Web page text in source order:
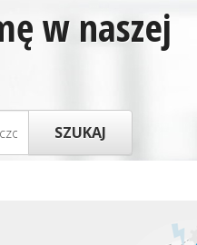
w naszej